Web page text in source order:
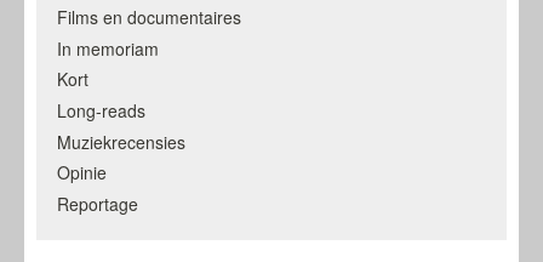
Films en documentaires
In memoriam
Kort
Long-reads
Muziekrecensies
Opinie
Reportage